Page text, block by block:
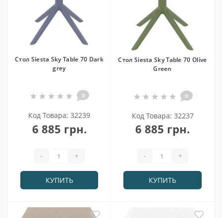
Cтол Siesta Sky Table 70 Dark
grey
0
Код Товара: 32239
6 885 грн.
- +
КУПИТЬ
Cтол Siesta Sky Table 70 Olive
Green
0
Код Товара: 32237
6 885 грн.
- +
КУПИТЬ